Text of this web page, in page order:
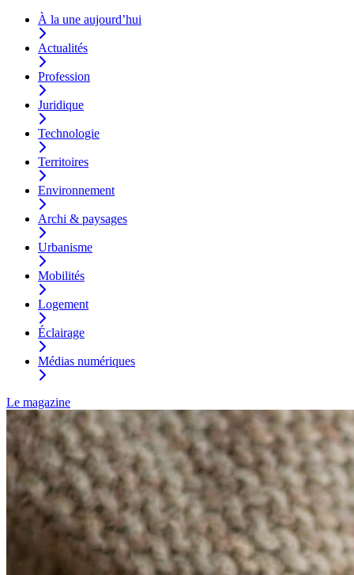
À la une aujourd’hui
Actualités
Profession
Juridique
Technologie
Territoires
Environnement
Archi & paysages
Urbanisme
Mobilités
Logement
Éclairage
Médias numériques
Le magazine